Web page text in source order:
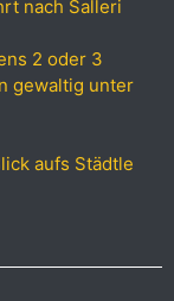
nach Salleri
2 oder 3
gewaltig unter
aufs Städtle